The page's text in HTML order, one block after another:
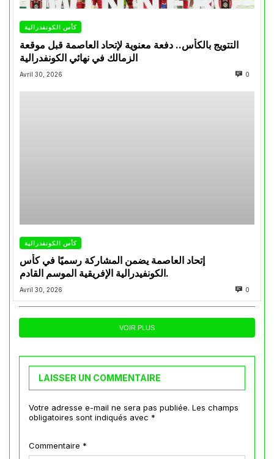
كأس الكونفدرالية
التتويج بالكأس.. دفعة معنوية لإتحاد العاصمة قبل موقعة
الزمالك في نهائي الكونفدرالية
Avril 30, 2026 0
كأس الكونفدرالية
إتحاد العاصمة يضمن المشاركة رسميًا في كأس
الكونفيدرالية الإفريقية الموسم القادم.
Avril 30, 2026 0
VOIR PLUS
LAISSER UN COMMENTAIRE
Votre adresse e-mail ne sera pas publiée. Les champs
obligatoires sont indiqués avec *
Commentaire *